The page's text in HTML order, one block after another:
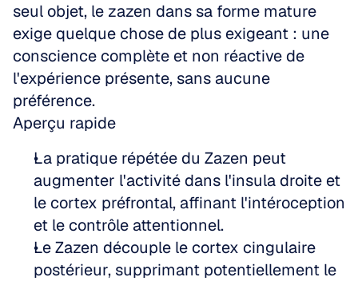
seul objet, le zazen dans sa forme mature
exige quelque chose de plus exigeant : une
conscience complète et non réactive de
l'expérience présente, sans aucune
préférence.
Aperçu rapide
La pratique répétée du Zazen peut
augmenter l'activité dans l'insula droite et
le cortex préfrontal, affinant l'intéroception
et le contrôle attentionnel.
Le Zazen découple le cortex cingulaire
postérieur, supprimant potentiellement le